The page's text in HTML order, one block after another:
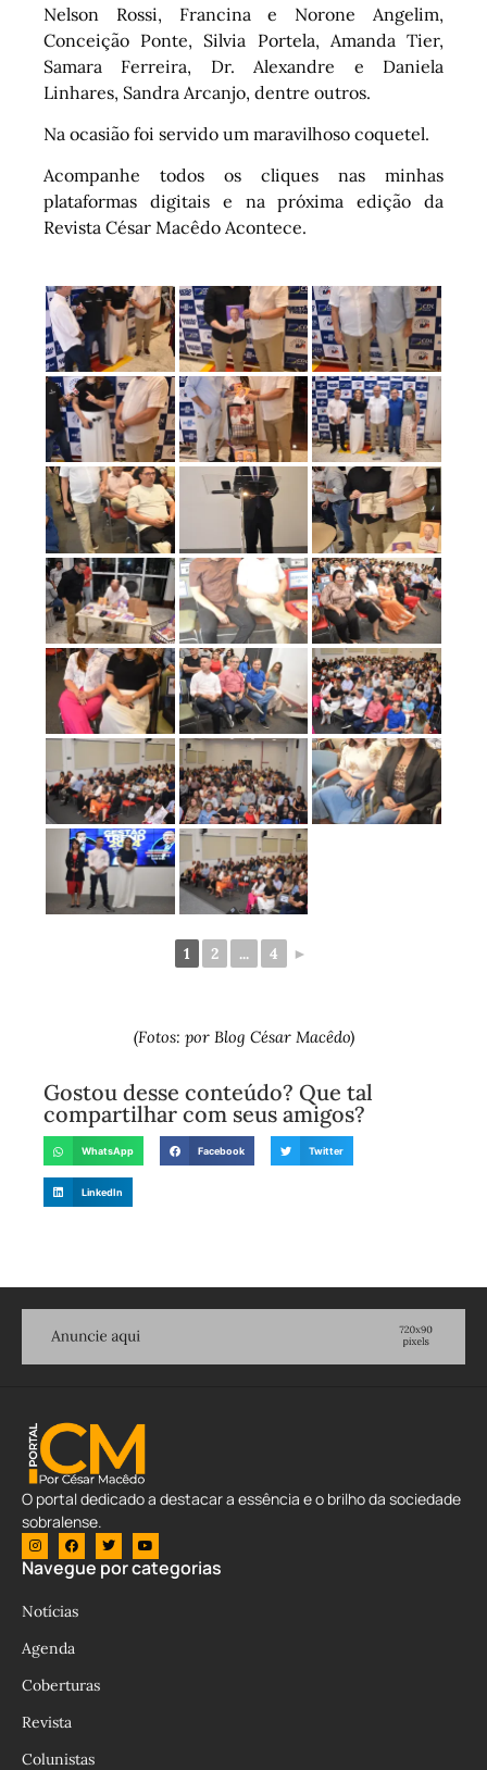
Nelson Rossi, Francina e Norone Angelim,
Conceição Ponte, Silvia Portela, Amanda Tier,
Samara Ferreira, Dr. Alexandre e Daniela
Linhares, Sandra Arcanjo, dentre outros.
Na ocasião foi servido um maravilhoso coquetel.
Acompanhe todos os cliques nas minhas
plataformas digitais e na próxima edição da
Revista César Macêdo Acontece.
1 2 ... 4 ►
(Fotos: por Blog César Macêdo)
Gostou desse conteúdo? Que tal
compartilhar com seus amigos?
WhatsApp Facebook Twitter
LinkedIn
O portal dedicado a destacar a essência e o brilho da sociedade
sobralense.
Navegue por categorias
Notícias
Agenda
Coberturas
Revista
Colunistas